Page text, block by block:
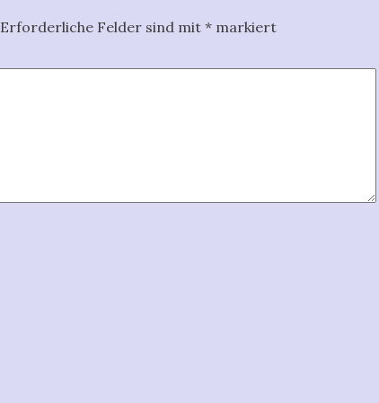
Erforderliche Felder sind mit* markiert